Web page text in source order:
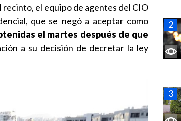
el equipo de agentes del CIO
que se negó a aceptar como
el martes después de que
a su decisión de decretar la ley